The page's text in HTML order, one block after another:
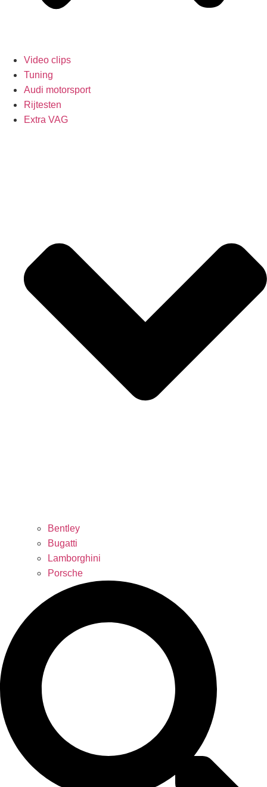
Video clips
Tuning
Audi motorsport
Rijtesten
Extra VAG
Bentley
Bugatti
Lamborghini
Porsche